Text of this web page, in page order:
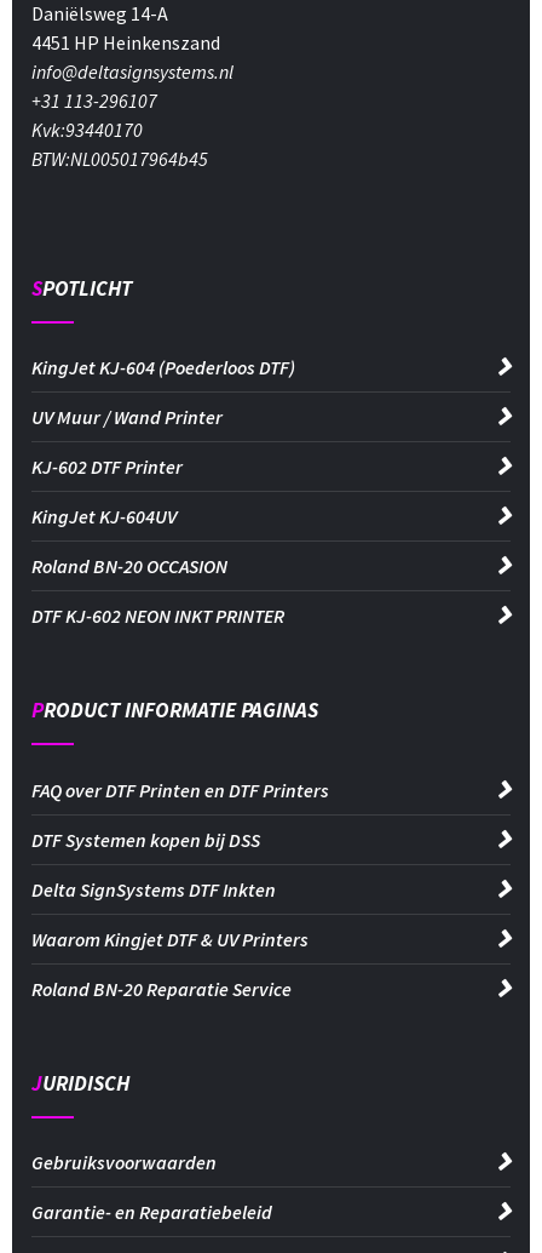
Daniëlsweg 14-A
4451 HP Heinkenszand
info@deltasignsystems.nl
+31 113-296107
Kvk:93440170
BTW:NL005017964b45
SPOTLICHT
KingJet KJ-604 (Poederloos DTF)
UV Muur / Wand Printer
KJ-602 DTF Printer
KingJet KJ-604UV
Roland BN-20 OCCASION
DTF KJ-602 NEON INKT PRINTER
PRODUCT INFORMATIE PAGINAS
FAQ over DTF Printen en DTF Printers
DTF Systemen kopen bij DSS
Delta SignSystems DTF Inkten
Waarom Kingjet DTF & UV Printers
Roland BN-20 Reparatie Service
JURIDISCH
Gebruiksvoorwaarden
Garantie- en Reparatiebeleid